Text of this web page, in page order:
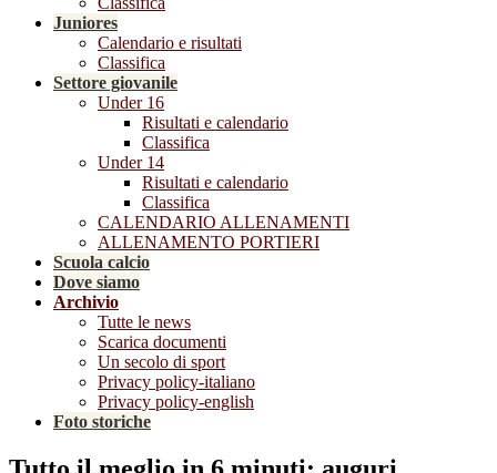
Juniores
Calendario e risultati
Classifica
Settore giovanile
Under 16
Risultati e calendario
Classifica
Under 14
Risultati e calendario
Classifica
CALENDARIO ALLENAMENTI
ALLENAMENTO PORTIERI
Scuola calcio
Dove siamo
Archivio
Tutte le news
Scarica documenti
Un secolo di sport
Privacy policy-italiano
Privacy policy-english
Foto storiche